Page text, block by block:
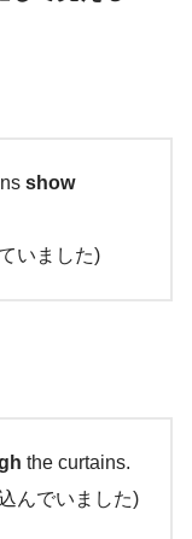
show
いました)
the curtains.
んでいました)